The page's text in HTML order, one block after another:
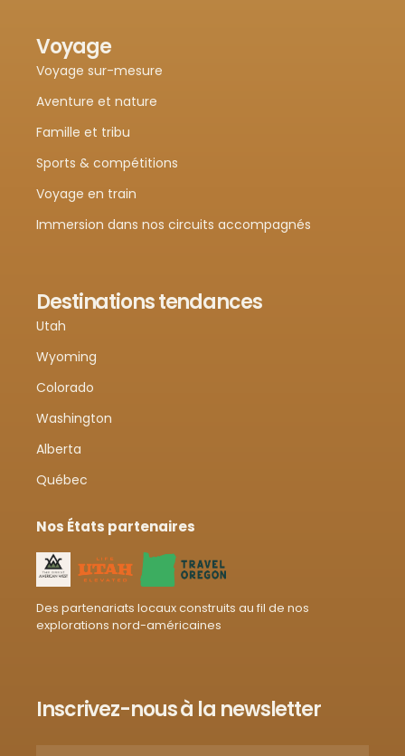
Voyage
Voyage sur-mesure
Aventure et nature
Famille et tribu
Sports & compétitions
Voyage en train
Immersion dans nos circuits accompagnés
Destinations tendances
Utah
Wyoming
Colorado
Washington
Alberta
Québec
Nos États partenaires
Des partenariats locaux construits au fil de nos
explorations nord-américaines
Inscrivez-nous à la newsletter